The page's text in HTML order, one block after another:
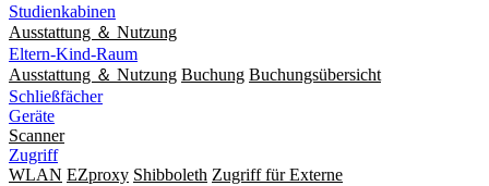
Studienkabinen
Ausstattung ＆ Nutzung
Eltern-Kind-Raum
Ausstattung ＆ Nutzung Buchung Buchungsübersicht
Schließfächer
Geräte
Scanner
Zugriff
WLAN EZproxy Shibboleth Zugriff für Externe